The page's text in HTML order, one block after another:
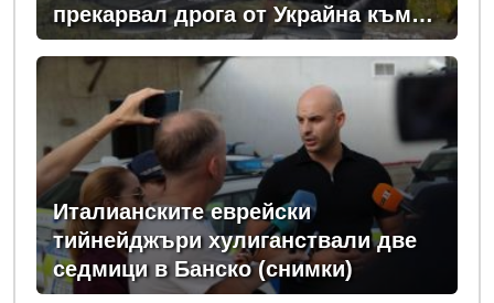
прекарвал дрога от Украйна към
ЕС
Италианските еврейски
тийнейджъри хулиганствали две
седмици в Банско (снимки)